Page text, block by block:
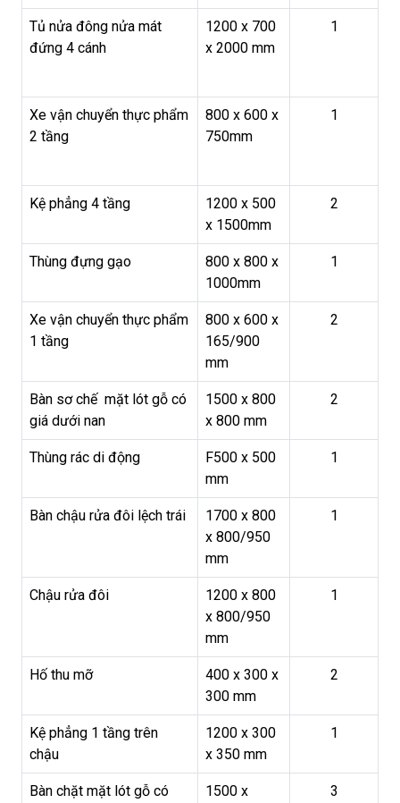
Tủ nửa đông nửa mát
đứng 4 cánh
1200 x 700
x 2000 mm
1
Xe vận chuyển thực phẩm
2 tầng
800 x 600 x
750mm
1
Kệ phẳng 4 tầng
1200 x 500
x 1500mm
2
Thùng đựng gạo
800 x 800 x
1000mm
1
Xe vận chuyển thực phẩm
1 tầng
800 x 600 x
165/900
mm
2
Bàn sơ chế mặt lót gỗ có
giá dưới nan
1500 x 800
x 800 mm
2
Thùng rác di động
F500 x 500
mm
1
Bàn chậu rửa đôi lệch trái
1700 x 800
x 800/950
mm
1
Chậu rửa đôi
1200 x 800
x 800/950
mm
1
Hố thu mỡ
400 x 300 x
300 mm
2
Kệ phẳng 1 tầng trên
chậu
1200 x 300
x 350 mm
1
Bàn chặt mặt lót gỗ có
1500 x
3